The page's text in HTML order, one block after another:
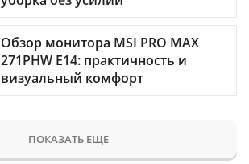
Обзор монитора MSI PRO MAX
271PHW E14: практичность и
визуальный комфорт
ПОКАЗАТЬ ЕЩЕ